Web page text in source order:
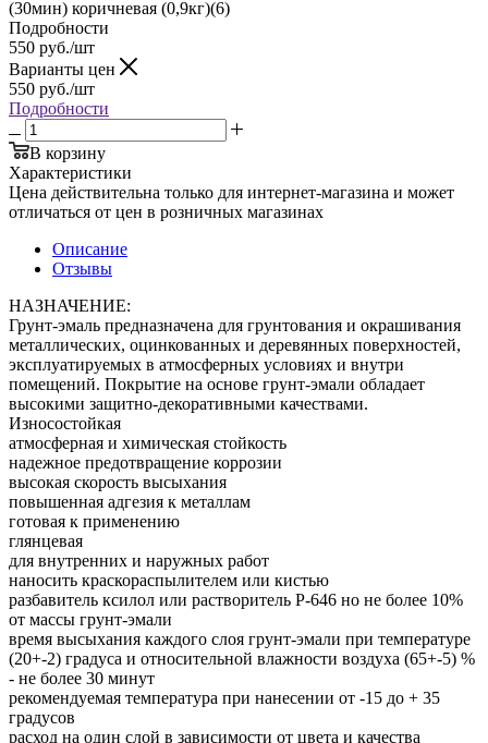
(30мин) коричневая (0,9кг)(6)
Подробности
550 руб./шт
Варианты цен
550 руб./шт
Подробности
В корзину
Характеристики
Цена действительна только для интернет-магазина и может
отличаться от цен в розничных магазинах
Описание
Отзывы
НАЗНАЧЕНИЕ:
Грунт-эмаль предназначена для грунтования и окрашивания
металлических, оцинкованных и деревянных поверхностей,
эксплуатируемых в атмосферных условиях и внутри
помещений. Покрытие на основе грунт-эмали обладает
высокими защитно-декоративными качествами.
Износостойкая
атмосферная и химическая стойкость
надежное предотвращение коррозии
высокая скорость высыхания
повышенная адгезия к металлам
готовая к применению
глянцевая
для внутренних и наружных работ
наносить краскораспылителем или кистью
разбавитель ксилол или растворитель Р-646 но не более 10%
от массы грунт-эмали
время высыхания каждого слоя грунт-эмали при температуре
(20+-2) градуса и относительной влажности воздуха (65+-5) %
- не более 30 минут
рекомендуемая температура при нанесении от -15 до + 35
градусов
расход на один слой в зависимости от цвета и качества